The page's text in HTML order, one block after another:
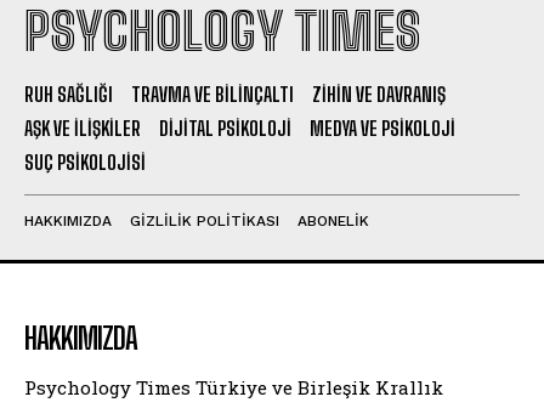
PSYCHOLOGY TIMES
RUH SAĞLIĞI TRAVMA VE BILINÇALTI
ZIHIN VE DAVRANIŞ
AŞK VE İLIŞKILER
DIJITAL PSIKOLOJI
MEDYA VE PSIKOLOJI
SUÇ PSIKOLOJISI
HAKKIMIZDA GIZLILIK POLITIKASI ABONELIK
HAKKIMIZDA
Psychology Times Türkiye ve Birleşik Krallık